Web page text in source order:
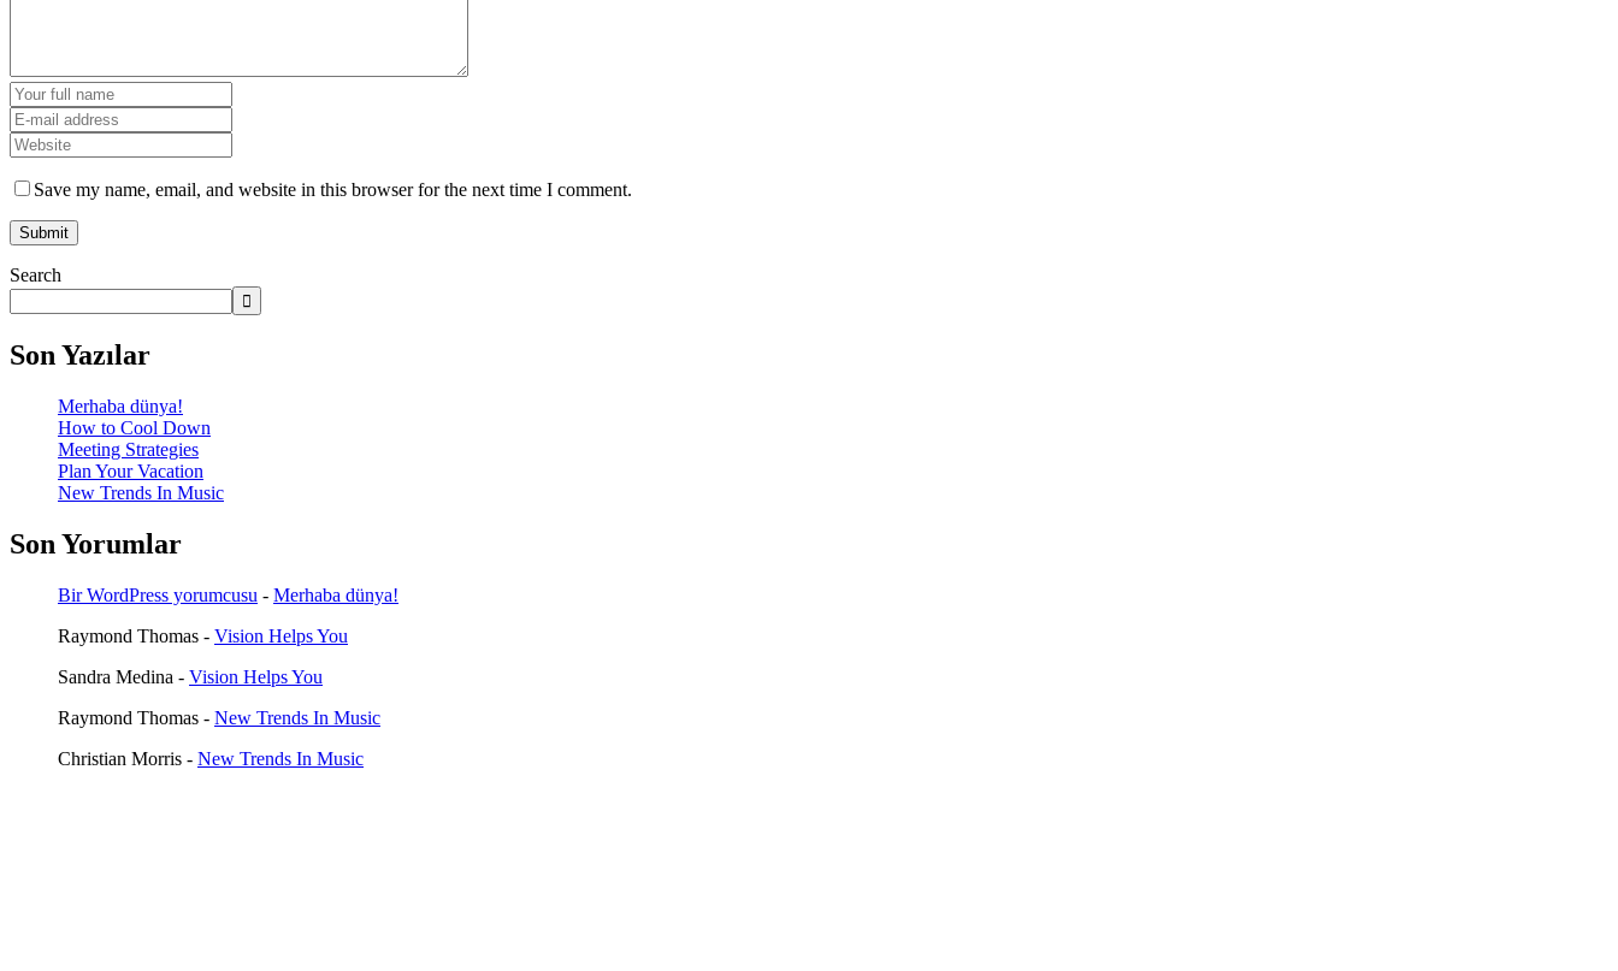
Save my name, email, and website in this browser for the next time I comment.
Search
Son Yazılar
Merhaba dünya!
How to Cool Down
Meeting Strategies
Plan Your Vacation
New Trends In Music
Son Yorumlar
Bir WordPress yorumcusu - Merhaba dünya!
Raymond Thomas - Vision Helps You
Sandra Medina - Vision Helps You
Raymond Thomas - New Trends In Music
Christian Morris - New Trends In Music